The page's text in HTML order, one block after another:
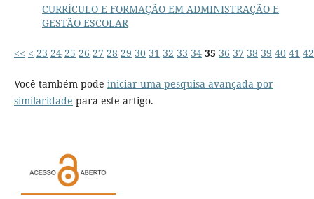
CURRÍCULO E FORMAÇÃO EM ADMINISTRAÇÃO E
GESTÃO ESCOLAR
<< < 23 24 25 26 27 28 29 30 31 32 33 34 35 36 37 38 39 40 41 42
Você também pode iniciar uma pesquisa avançada por
similaridade para este artigo.